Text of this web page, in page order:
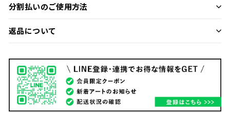
分割払いのご使用方法
返品について